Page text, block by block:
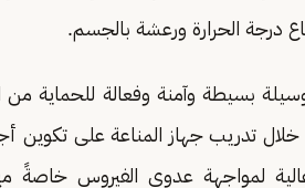
درجة الحرارة ورعشة بالجسم.
بسيطة وآمنة وفعالة للحماية
خلال تدريب جهاز المناعة على تكوين
عالية لمواجهة عدوى الفيروس